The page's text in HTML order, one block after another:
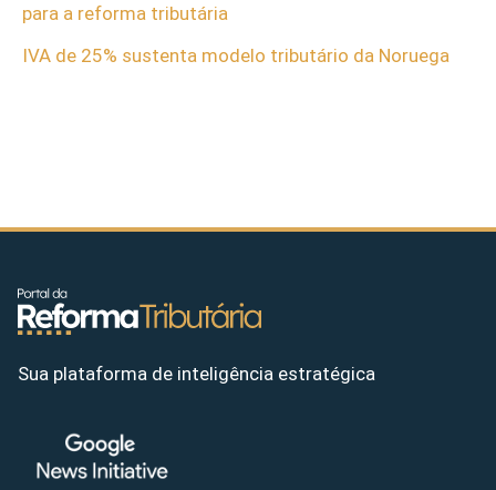
para a reforma tributária
IVA de 25% sustenta modelo tributário da Noruega
Sua plataforma de inteligência estratégica